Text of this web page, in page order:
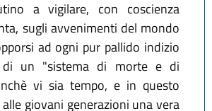
a vigilare, con coscienza
sugli avvenimenti del mondo
ad ogni pur pallido indizio
di un "sistema di morte e di
vi sia tempo, e in questo
giovani generazioni una vera